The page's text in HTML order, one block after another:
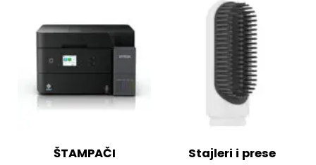
ŠTAMPAČI Stajleri i prese